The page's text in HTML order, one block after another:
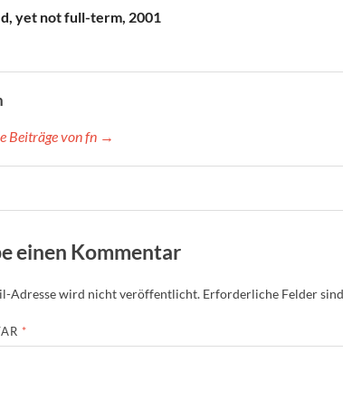
yet not full-term, 2001
Beiträge von fn →
einen Kommentar
Adresse wird nicht veröffentlicht. Erforderliche Felder
*